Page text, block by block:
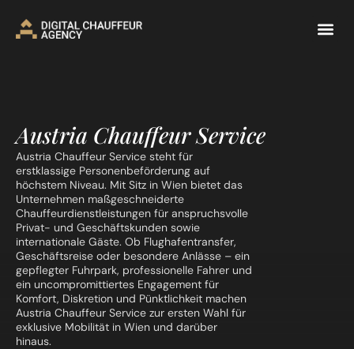
Austria Chauffeur Service
Austria Chauffeur Service steht für
erstklassige Personenbeförderung auf
höchstem Niveau. Mit Sitz in Wien bietet das
Unternehmen maßgeschneiderte
Chauffeurdienstleistungen für anspruchsvolle
Privat- und Geschäftskunden sowie
internationale Gäste. Ob Flughafentransfer,
Geschäftsreise oder besondere Anlässe – ein
gepflegter Fuhrpark, professionelle Fahrer und
ein uncompromittiertes Engagement für
Komfort, Diskretion und Pünktlichkeit machen
Austria Chauffeur Service zur ersten Wahl für
exklusive Mobilität in Wien und darüber
hinaus.